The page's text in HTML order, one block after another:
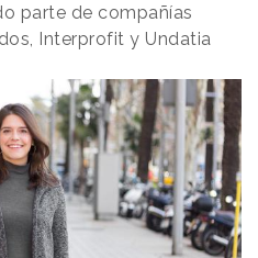
parte de compañías
Interprofit y Undatia